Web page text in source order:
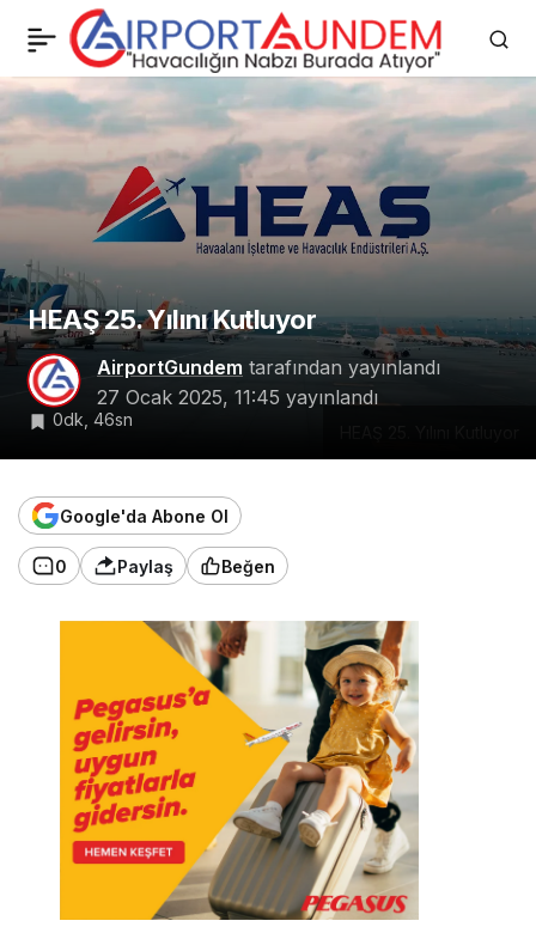
HEAŞ 25. Yılını Kutluyor
AirportGundem tarafından yayınlandı
27 Ocak 2025, 11:45 yayınlandı
0dk, 46sn
Google'da Abone Ol
0 Paylaş Beğen
Füsun Demirel’den
Pegasus’a Sert Tepki:
“Oğlumun Hayatı
Tehlikeye Girdi”
0 Paylaş